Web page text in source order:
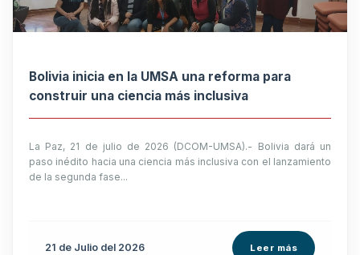
Bolivia inicia en la UMSA una reforma para
construir una ciencia más inclusiva
La Paz, 21 de julio de 2026 (DCOM-UMSA).- Bolivia dará un
paso inédito hacia una ciencia más inclusiva con el lanzamiento
de la segunda fase...
21 de Julio del 2026 Leer más